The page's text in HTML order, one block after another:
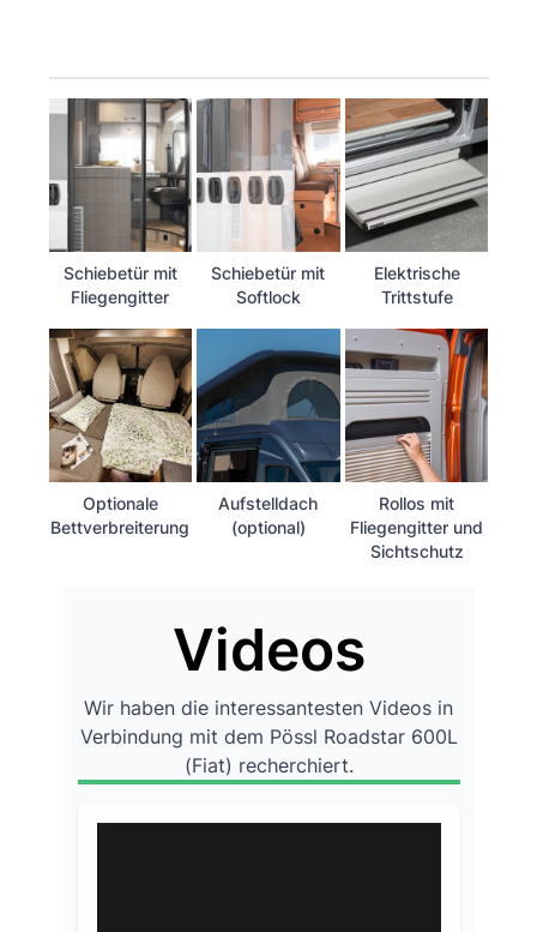
Schiebetür mit
Fliegengitter
Schiebetür mit
Softlock
Elektrische
Trittstufe
Optionale
Bettverbreiterung
Aufstelldach
(optional)
Rollos mit
Fliegengitter und
Sichtschutz
Videos
Wir haben die interessantesten Videos in
Verbindung mit dem Pössl Roadstar 600L
(Fiat) recherchiert.